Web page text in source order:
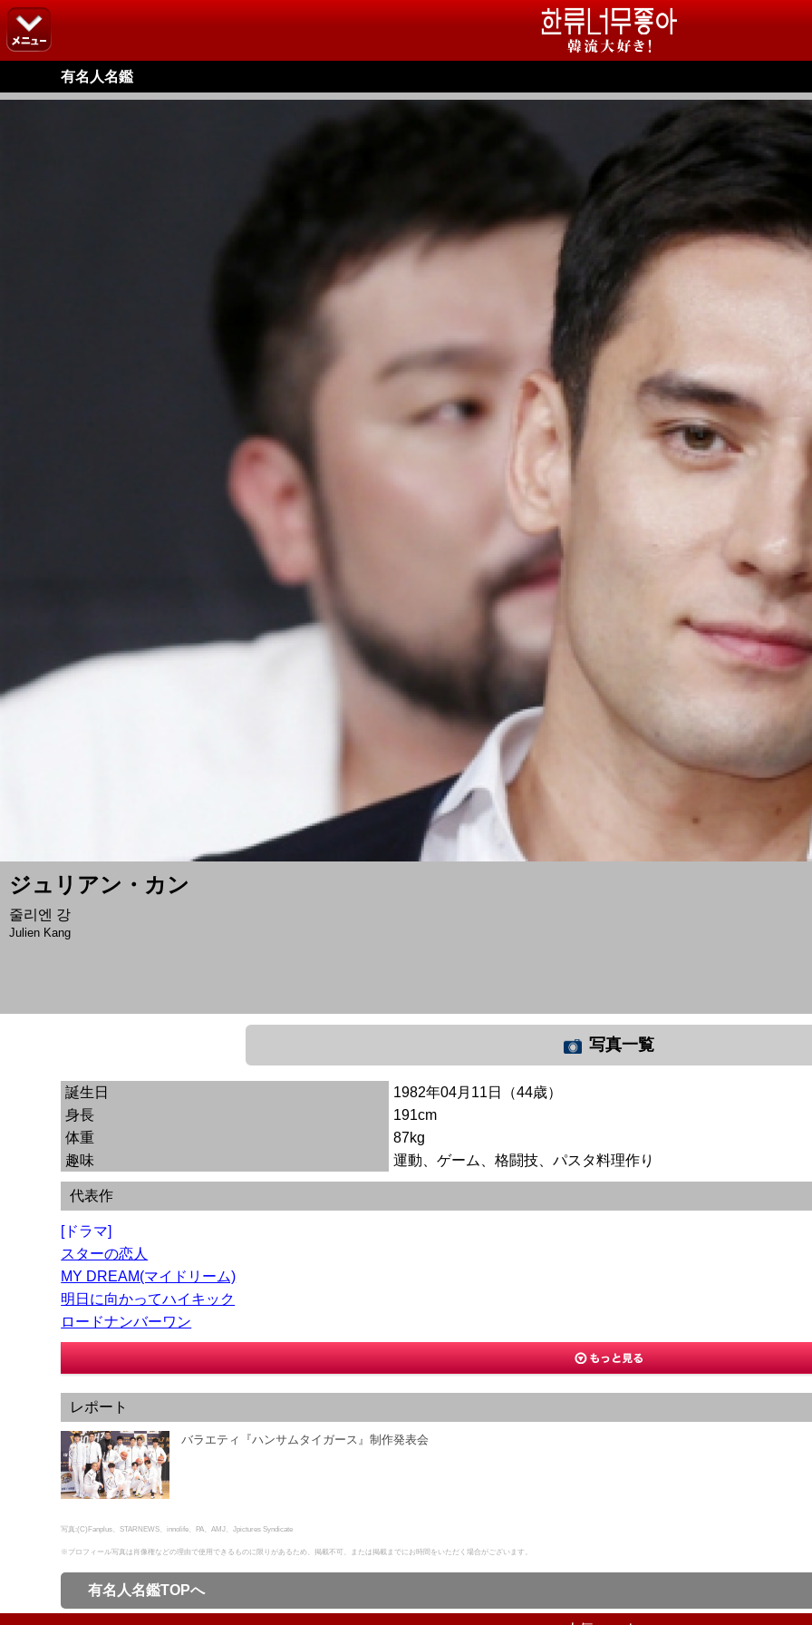
有名人名鑑
ジュリアン・カン
줄리엔 강
Julien Kang
写真一覧
誕生日
1982年04月11日（44歳）
身長
191cm
体重
87kg
趣味
運動、ゲーム、格闘技、パスタ料理作り
代表作
[ドラマ]
スターの恋人
MY DREAM(マイドリーム)
明日に向かってハイキック
ロードナンバーワン
レポート
バラエティ『ハンサムタイガース』制作発表会
写真:(C)Fanplus、STARNEWS、innolife、PA、AMJ、Jpictures Syndicate
※プロフィール写真は肖像権などの理由で使用できるものに限りがあるため、掲載不可、または掲載までにお時間をいただく場合がございます。
有名人名鑑TOPへ